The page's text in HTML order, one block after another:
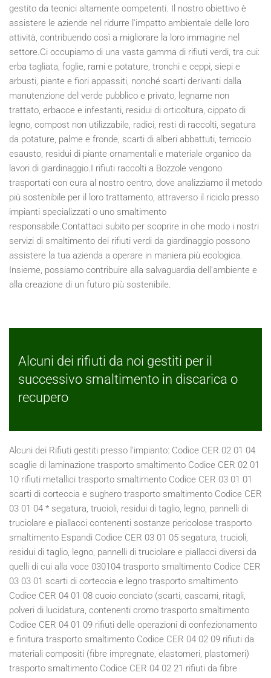
gestito da tecnici altamente competenti. Il nostro obiettivo è
assistere le aziende nel ridurre l'impatto ambientale delle loro
attività, contribuendo così a migliorare la loro immagine nel
settore.Ci occupiamo di una vasta gamma di rifiuti verdi, tra cui:
erba tagliata, foglie, rami e potature, tronchi e ceppi, siepi e
arbusti, piante e fiori appassiti, nonché scarti derivanti dalla
manutenzione del verde pubblico e privato, legname non
trattato, erbacce e infestanti, residui di orticoltura, cippato di
legno, compost non utilizzabile, radici, resti di raccolti, segatura
da potature, palme e fronde, scarti di alberi abbattuti, terriccio
esausto, residui di piante ornamentali e materiale organico da
lavori di giardinaggio.I rifiuti raccolti a Bozzole vengono
trasportati con cura al nostro centro, dove analizziamo il metodo
più sostenibile per il loro trattamento, attraverso il riciclo presso
impianti specializzati o uno smaltimento
responsabile.Contattaci subito per scoprire in che modo i nostri
servizi di smaltimento dei rifiuti verdi da giardinaggio possono
assistere la tua azienda a operare in maniera più ecologica.
Insieme, possiamo contribuire alla salvaguardia dell'ambiente e
alla creazione di un futuro più sostenibile.
Alcuni dei rifiuti da noi gestiti per il
successivo smaltimento in discarica o
recupero
Alcuni dei Rifiuti gestiti presso l'impianto: Codice CER 02 01 04 scaglie di laminazione trasporto smaltimento Codice CER 02 01 10 rifiuti metallici trasporto smaltimento Codice CER 03 01 01 scarti di corteccia e sughero trasporto smaltimento Codice CER 03 01 04 * segatura, trucioli, residui di taglio, legno, pannelli di truciolare e piallacci contenenti sostanze pericolose trasporto smaltimento Espandi Codice CER 03 01 05 segatura, trucioli, residui di taglio, legno, pannelli di truciolare e piallacci diversi da quelli di cui alla voce 030104 trasporto smaltimento Codice CER 03 03 01 scarti di corteccia e legno trasporto smaltimento Codice CER 04 01 08 cuoio conciato (scarti, cascami, ritagli, polveri di lucidatura, contenenti cromo trasporto smaltimento Codice CER 04 01 09 rifiuti delle operazioni di confezionamento e finitura trasporto smaltimento Codice CER 04 02 09 rifiuti da materiali compositi (fibre impregnate, elastomeri, plastomeri) trasporto smaltimento Codice CER 04 02 21 rifiuti da fibre tessili grezze trasporto smaltimento Codice CER 04 02 22 rifiuti da fibre tessili lavorate trasporto smaltimento Codice CER 04 02 99 rifiuti non specificati altrimenti (limitatamente a sfridi e scarti tessili misti del confezionamento dei sedili per auto e varie misti con il ferro) trasporto smaltimento Codice CER 07 02 99 rifiuti non specificati altrimenti (limitatamente a gomma e sfridi di gomma) trasporto smaltimento Codice CER 08 03 17* toner per stampa esauriti contenenti sostanze pericolose trasporto smaltimento Codice CER 08 03 18 toner per stampa esauriti diversi da quelli di cui alla voce 080317* trasporto smaltimento Codice CER 09 01 07 carta e pellicole per fotografia, contenenti argento o composti dell' argento trasporto smaltimento Codice CER 09 01 08 carta e pellicole per fotografia, non contenenti argento o composti dell' argento trasporto smaltimento Codice CER 10 02 10 scaglie di laminazione trasporto smaltimento Codice CER 10 12 06 stampi di scarto trasporto smaltimento Codice CER 11 02 06 rifiuti della lavorazione idrometallurgica del rame, diversi da quelli di cui alla voce 110205 trasporto smaltimento Codice CER 11 05 01 zinco solido trasporto smaltimento Codice CER 11 05 02 ceneri di zinco trasporto smaltimento Codice CER 11 05 03* rifiuti solidi prodotti dal trattamento dei fumi trasporto smaltimento Codice CER 12 01 01 limatura e trucioli di metalli ferrosi trasporto smaltimento Codice CER 12 01 02 polveri e particolato di metalli ferrosi trasporto smaltimento Codice CER 12 01 03 limatura, scaglie e polveri di metalli non ferrosi trasporto smaltimento Codice CER 12 01 04 polveri e particolato di metalli non ferrosi trasporto smaltimento Codice CER 12 01 05 limatura e trucioli di materiali plastici trasporto smaltimento Codice CER 12 01 99 rifiuti non specificati altrimenti (limitatamente a carta abrasiva, dischi e mole abrasive, polvere e sabbia abrasiva) trasporto smaltimento Codice CER 13 02 04 * scarti di olio minerale per motori, ingranaggi e lubrificazione, clorurati trasporto smaltimento Codice CER 13 02 05 * scarti di olio minerale per motori, ingranaggi e lubrificazione, non clorurati trasporto smaltimento Codice CER 13 02 06* scarti di olio sintetico per motori, ingranaggi e lubrificazione trasporto smaltimento Codice CER 13 02 07* olio per motori, ingranaggi e lubrificazione, facilmente biodegradabile trasporto smaltimento Codice CER 13 02 08* altri oli per motori, ingranaggi e lubrificazione trasporto smaltimento Codice CER 15 01 01 imballaggi in carta e cartone trasporto smaltimento Codice CER 15 01 02 imballaggi in plastica trasporto smaltimento Codice CER 15 01 03 imballaggi in legno trasporto smaltimento Codice CER 15 01 04 imballaggi metallici trasporto smaltimento Codice CER 15 01 05 imballaggi compositi trasporto smaltimento Codice CER 15 01 06 imballaggi in materiali misti trasporto smaltimento Codice CER 15 01 07 imballaggi in vetro trasporto smaltimento Codice CER 15 01 09 imballaggi in materia tessile trasporto smaltimento Codice CER 15 01 10* imballaggi contenenti residui di sostanze pericolose o contaminati da tali sostanze trasporto smaltimento Codice CER 15 01 11* imballaggi metallici contenenti matrici solide porose pericolose (ad esempio amianto), compresi i contenitori a pressione vuoti trasporto smaltimento Codice CER 15 02 02* assorbenti, materiali filtranti (inclusi filtri dell'olio non specificati altrimenti), stracci e indumenti protettivi, contaminati da sostanze pericolose) trasporto smaltimento Codice CER 15 02 03 assorbenti, materiali filtranti , stracci e indumenti protettivi, diversi da quelli di cui alla voce 150202* trasporto smaltimento Codice CER 16 01 03 pneumatici fuori uso trasporto smaltimento Codice CER 16 01 06 veicoli fuori uso, non contenenti liquidi né altre componenti pericolose trasporto smaltimento Codice CER 16 01 07* filtri dell'olio trasporto smaltimento Codice CER 16 01 12 pastiglie per freni, diverse da quelle di cui alla voce 160111 trasporto smaltimento Codice CER 16 01 15 liquidi antigelo diversi da quelli di cui alla voce 160114* trasporto smaltimento Codice CER 16 01 16 serbatoi per gas liquido trasporto smaltimento Codice CER 16 01 17 metalli ferrosi trasporto smaltimento Codice CER 16 01 18 metalli non ferrosi trasporto smaltimento Codice CER 16 01 19 plastica trasporto smaltimento Codice CER 16 01 20 vetro trasporto smaltimento Codice CER 16 01 22 componenti non specificati altrimenti trasporto smaltimento Codice CER 16 02 11 * apparecchiature fuori uso, contenenti clorofluorocarburi, HCFC, HFC trasporto smaltimento Codice CER 16 02 13 * apparecchiature fuori uso, contenenti componenti pericolosi diversi da quelli di cui alle voci 160209 e 160212 trasporto smaltimento Codice CER 16 02 14 apparecchiature fuori uso, diverse da quelle di cui alle voci da 160209 a 160213 trasporto smaltimento Codice CER 16 02 15 * componenti pericolosi rimossi da apparecchiature fuori uso trasporto smaltimento Codice CER 16 02 16 componenti rimossi da apparecchiature fuori uso, diversi da quelli di cui alla voce 160215 trasporto smaltimento Codice CER 16 06 01 * batterie al piombo trasporto smaltimento Codice CER 17 01 06 * miscugli o scorie di cemento, mattoni, mattonelle e cercamiche, diverse da quelle di cui alla voce 170106 trasporto smaltimento Codice CER 17 01 07 miscugli di cemento, mattoni, mattonelle e ceramiche, diversi da quelli di cui alla voce 170106 trasporto smaltimento Codice CER 17 02 01 legno trasporto smaltimento Codice CER 17 02 02 vetro trasporto smaltimento Codice CER 17 02 03 plastica trasporto smaltimento Codice CER 17 02 04 * vetro, plastica e legno contenenti sostanze pericolose o da esse contaminati trasporto smaltimento Codice CER 17 04 01 rame, bronzo, ottone trasporto smaltimento Codice CER 17 04 02 alluminio trasporto smaltimento Codice CER 17 04 03 piombo trasporto smaltimento Codice CER 17 04 04 zinco trasporto smaltimento Codice CER 17 04 05 ferro e acciaio trasporto smaltimento Codice CER 17 04 06 stagno trasporto smaltimento Codice CER 17 04 07 metalli misti trasporto smaltimento Codice CER 17 04 09* rifiuti metallici contaminati da sostanze pericolose trasporto smaltimento Codice CER 17 04 10* cavi, impregnati di olio, di catrame di carbone o di altre sostanze pericolose trasporto smaltimento Codice CER 17 04 11 cavi, diversi da quelli di cui alla voce 170410 trasporto smaltimento Codice CER 17 06 03 * altri materiali isolanti contenenti o costituiti da sostanze pericolose trasporto smaltimento Codice CER 17 06 04 materiali isolanti diversi da quelli di cui alle voci 170601 e 170603 trasporto smaltimento Codice CER 17 06 05* materiali da costruzione contenenti amianto trasporto smaltimento Codice CER 17 08 01* materiali da costruzione a base di gesso contaminati da sostanze pericolose trasporto smaltimento Codice CER 17 08 02 materiali da costruzione a base di gesso diversi da quelli di cui alla voce 170801 trasporto smaltimento Codice CER 17 09 03* altri rifiuti dell'attività di costruzione e demolizione (compresi rifiuti misti) contenenti sostanze pericolose trasporto smaltimento Codice CER 17 09 04 rifiuti misti dell'attività di costruzione e demolizione, diversi da quelli di cui alle voci 170901, 170902 e 170903 trasporto smaltimento Codice CER 19 01 02 materiali ferrosi estratti da ceneri pesanti trasporto smaltimento Codice CER 19 10 01 rifiuti di ferro e acciaio trasporto smaltimento Codice CER 19 10 02 rifiuti di metalli non ferrosi trasporto smaltimento Codice CER 19 12 01 carta e cartone trasporto smaltimento Codice CER 19 12 03 metalli non ferrosi trasporto smaltimento Codice CER 19 12 04 plastica e gomma trasporto smaltimento Codice CER 19 12 05 vetro trasporto smaltimento Codice CER 19 12 07 legno diverso da quello di cui alla voce 191206 trasporto smaltimento Codice CER 19 12 08 prodotti tessili trasporto smaltimento Codice CER 20 01 01 carta e cartone trasporto smaltimento Codice CER 20 01 02 vetro trasporto smaltimento Codice CER 20 01 11 prodotti tessili trasporto smaltimento Codice CER 20 01 23* apparecchiature fuori uso contenenti clorofluorocarburi trasporto smaltimento Codice CER 20 01 27* vernici, inchiostri, adesivi e resine contenenti sostanze pericolose trasporto smaltimento Codice CER 20 01 28 vernici, inchiostri, adesivi e resine diversi da quelli di cui alla voce 20 01 27 trasporto smaltimento Codice CER 20 01 35* apparecchiature elettriche ed elettroniche fuori uso, diverse da quelle di cui alle voci 200121 e 200123, contenenti componenti pericolose trasporto smaltim